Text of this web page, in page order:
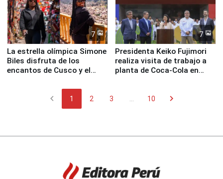
7
La estrella olímpica Simone
Biles disfruta de los
encantos de Cusco y el
7
Presidenta Keiko Fujimori
realiza visita de trabajo a
planta de Coca-Cola en
chevron_left 1 2 3 10 chevron_right